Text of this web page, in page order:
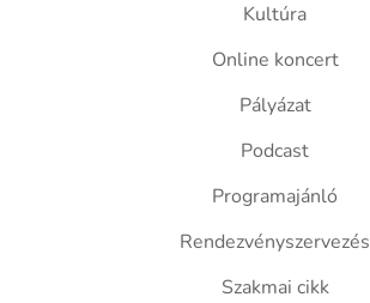
Kultúra
Online koncert
Pályázat
Podcast
Programajánló
Rendezvényszervezés
Szakmai cikk